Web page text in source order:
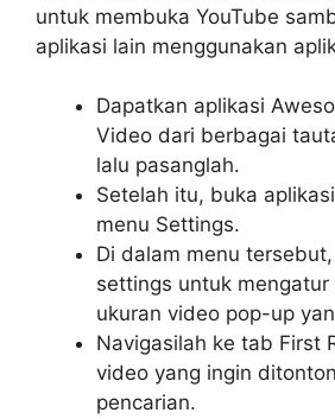
untuk membuka YouTube
aplikasi lain menggunakan
Dapatkan aplikasi
Video dari berbagai
lalu pasanglah.
Setelah itu, buka
menu Settings.
Di dalam menu
settings untuk mengatur
ukuran video pop-up
Navigasilah ke tab First
video yang ingin
pencarian.